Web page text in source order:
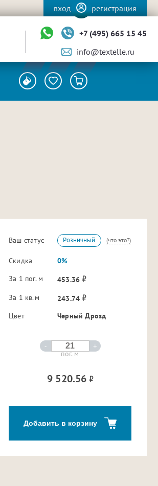
вход регистрация
+7 (495) 665 15 45
info@textelle.ru
Ваш статус Розничный (что это?)
Скидка
0%
За 1 пог. м
453.36
За 1 кв.м
243.74
Цвет
Черный Дрозд
- +
пог. м
9 520.56
Добавить в корзину